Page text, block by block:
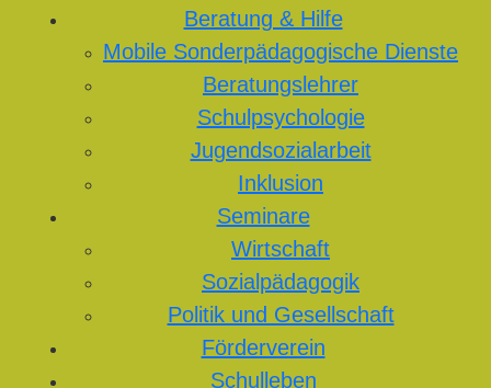
Beratung & Hilfe
Mobile Sonderpädagogische Dienste
Beratungslehrer
Schulpsychologie
Jugendsozialarbeit
Inklusion
Seminare
Wirtschaft
Sozialpädagogik
Politik und Gesellschaft
Förderverein
Schulleben